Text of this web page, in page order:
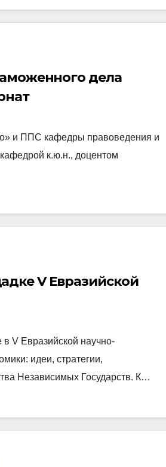
дела
и ППС кафедры правоведения и
к.ю.н., доцентом
V Евразийской
V Евразийской научно-
идеи, стратегии,
Независимых Государств. К…